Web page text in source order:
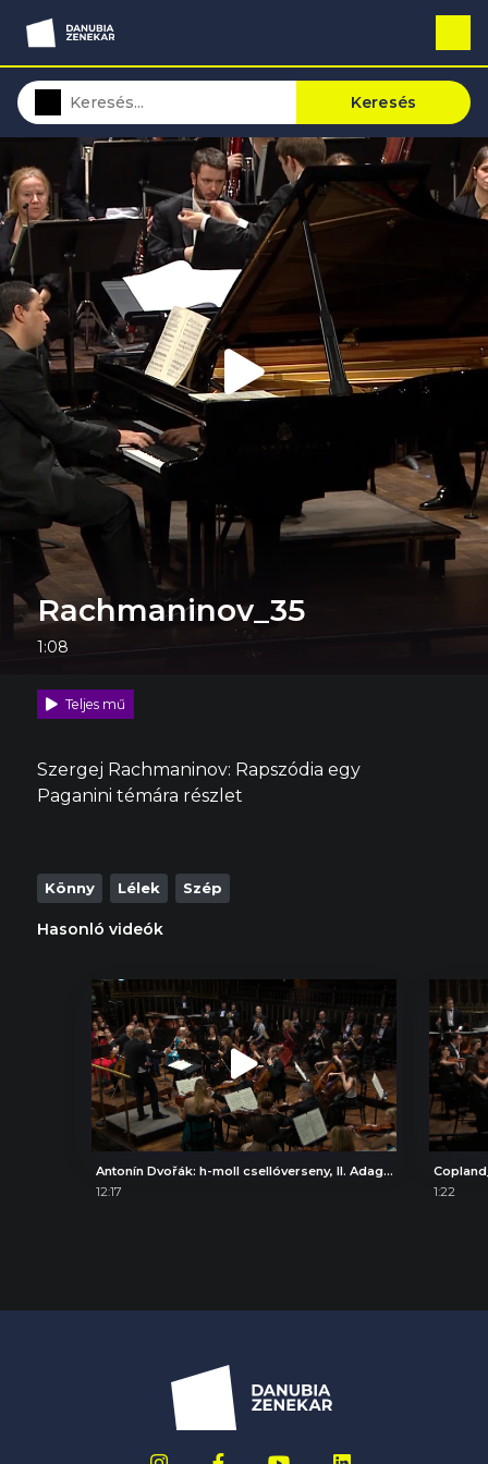
Keresés
Rachmaninov_35
1:08
Teljes mű
Szergej Rachmaninov: Rapszódia egy
Paganini témára részlet
Könny Lélek Szép
Hasonló videók
Antonín Dvořák: h-moll csellóverseny, II. Adagio ma non troppo
12:17
1:22